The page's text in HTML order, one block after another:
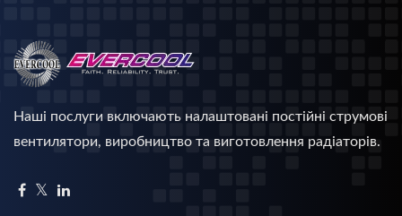
Наші послуги включають налаштовані постійні струмові
вентилятори, виробництво та виготовлення радіаторів.